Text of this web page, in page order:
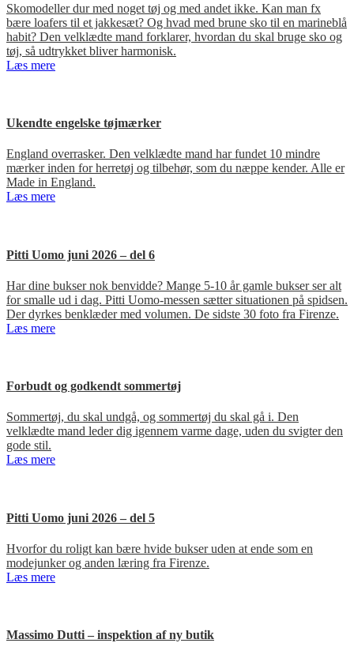
Skomodeller dur med noget tøj og med andet ikke. Kan man fx
bære loafers til et jakkesæt? Og hvad med brune sko til en marineblå
habit? Den velklædte mand forklarer, hvordan du skal bruge sko og
tøj, så udtrykket bliver harmonisk.
Læs mere
Ukendte engelske tøjmærker
England overrasker. Den velklædte mand har fundet 10 mindre
mærker inden for herretøj og tilbehør, som du næppe kender. Alle er
Made in England.
Læs mere
Pitti Uomo juni 2026 – del 6
Har dine bukser nok benvidde? Mange 5-10 år gamle bukser ser alt
for smalle ud i dag. Pitti Uomo-messen sætter situationen på spidsen.
Der dyrkes benklæder med volumen. De sidste 30 foto fra Firenze.
Læs mere
Forbudt og godkendt sommertøj
Sommertøj, du skal undgå, og sommertøj du skal gå i. Den
velklædte mand leder dig igennem varme dage, uden du svigter den
gode stil.
Læs mere
Pitti Uomo juni 2026 – del 5
Hvorfor du roligt kan bære hvide bukser uden at ende som en
modejunker og anden læring fra Firenze.
Læs mere
Massimo Dutti – inspektion af ny butik